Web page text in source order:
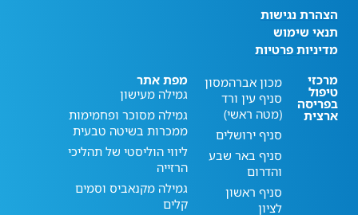
הצהרת נגישות
תנאי שימוש
מדיניות פרטיות
מרכזי
טיפול
בפריסה
ארצית
מכון אברהמסון
סניף עין ורד
(מטה ראשי)
סניף ירושלים
סניף באר שבע
והדרום
סניף ראשון
לציון
מפת אתר
גמילה מעישון
גמילה מסוכר ופחמימות
ממכרות בשיטה טבעית
ליווי הוליסטי של תהליכי
הרזייה
גמילה מקנאביס וסמים
קלים